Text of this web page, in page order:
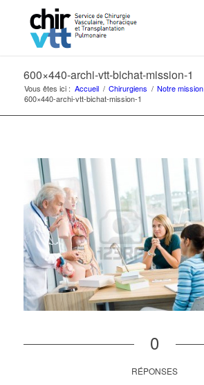
600×440-archi-vtt-bichat-mission-1
Vous êtes ici : Accueil / Chirurgiens / Notre mission
600×440-archi-vtt-bichat-mission-1
0
RÉPONSES